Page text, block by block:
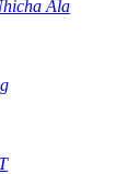
Ala